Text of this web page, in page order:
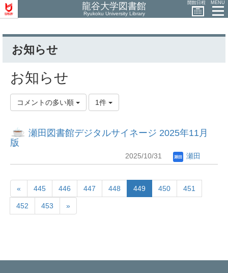
龍谷大学図書館
Ryukoku University Library
開館日程 MENU
お知らせ
お知らせ
コメントの多い順 1件
瀬田図書館デジタルサイネージ 2025年11月
版
2025/10/31 瀬田
« 445 446 447 448 449 450 451
452 453 »